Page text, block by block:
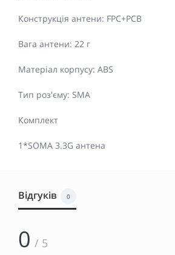
Конструкція антени: FPC+PCB
Вага антени: 22 г
Матеріал корпусу: ABS
Тип роз'єму: SMA
Комплект
1*SOMA 3.3G антена
Відгуків 0
0 / 5